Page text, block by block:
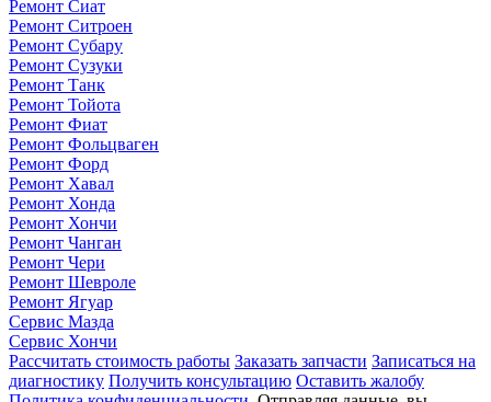
Ремонт Сиат
Ремонт Ситроен
Ремонт Субару
Ремонт Сузуки
Ремонт Танк
Ремонт Тойота
Ремонт Фиат
Ремонт Фольцваген
Ремонт Форд
Ремонт Хавал
Ремонт Хонда
Ремонт Хончи
Ремонт Чанган
Ремонт Чери
Ремонт Шевроле
Ремонт Ягуар
Сервис Мазда
Сервис Хончи
Рассчитать стоимость работы Заказать запчасти Записаться на
диагностику Получить консультацию Оставить жалобу